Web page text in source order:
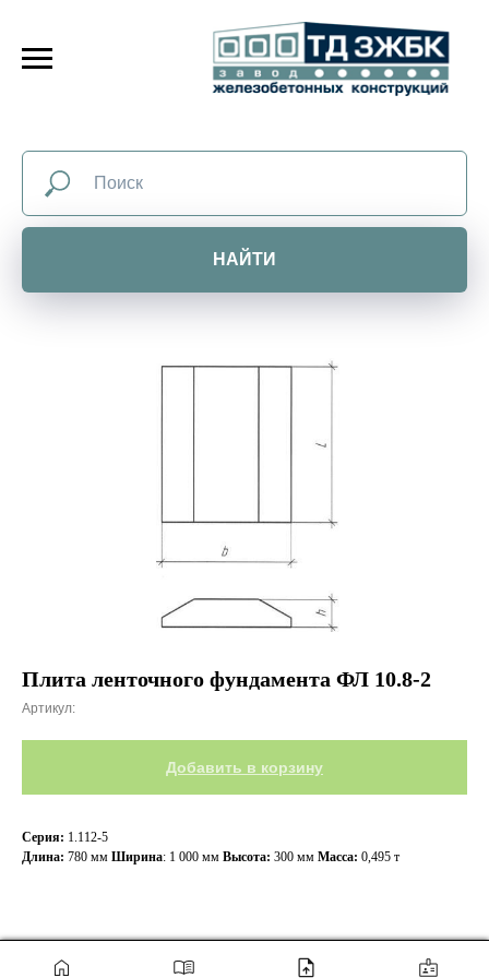
НАЙТИ
Плита ленточного фундамента ФЛ 10.8-2
Артикул:
Добавить в корзину
Серия: 1.112-5
Длина: 780 мм Ширина: 1 000 мм Высота: 300 мм Масса: 0,495 т